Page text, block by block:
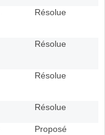
Résolue
Résolue
Résolue
Résolue
Proposé